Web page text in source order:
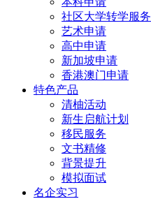
社区大学转学服务
艺术申请
高中申请
新加坡申请
香港澳门申请
特色产品
清柚活动
新生启航计划
移民服务
文书精修
背景提升
模拟面试
名企实习